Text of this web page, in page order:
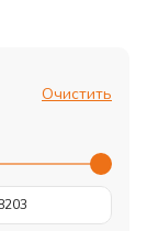
Очистить